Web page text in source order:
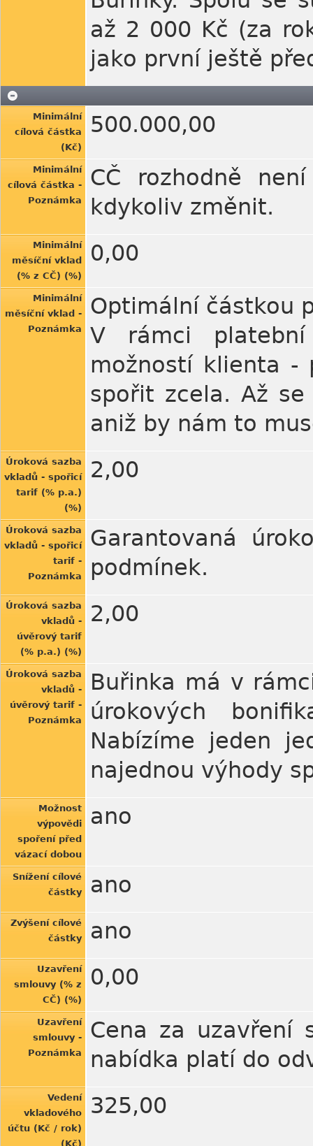
až 2 000 Kč (za
jako první ještě
Minimální
cílová částka
(Kč)
500.000,00
Minimální
cílová částka -
Poznámka
CČ rozhodně
kdykoliv změnit.
Minimální
měsíční vklad
(% z CČ) (%)
0,00
Minimální
měsíční vklad -
Poznámka
Optimální částkou
V rámci
možností klienta -
spořit zcela. Až
aniž by nám to
Úroková sazba
vkladů - spořicí
tarif (% p.a.)
(%)
2,00
Úroková sazba
vkladů - spořicí
tarif -
Poznámka
Garantovaná
podmínek.
Úroková sazba
vkladů -
úvěrový tarif
(% p.a.) (%)
2,00
Úroková sazba
vkladů -
úvěrový tarif -
Poznámka
Buřinka má v
úrokových
Nabízíme jeden
najednou výhody
Možnost
výpovědi
spoření před
vázací dobou
ano
Snížení cílové
částky
ano
Zvýšení cílové
částky
ano
Uzavření
smlouvy (% z
CČ) (%)
0,00
Uzavření
smlouvy -
Poznámka
Cena za uzavření
nabídka platí do
Vedení
vkladového
účtu (Kč / rok)
(Kč)
325,00